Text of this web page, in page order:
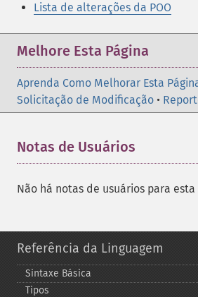
Lista de alterações da POO
Melhore Esta Página
Aprenda Como Melhorar Esta
Solicitação de Modificação •
Notas de Usuários
Não há notas de usuários para esta
Referência da Linguagem
Sintaxe Básica
Tipos